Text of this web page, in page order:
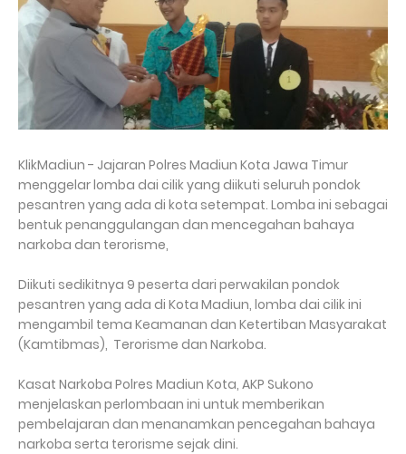
KlikMadiun - Jajaran Polres Madiun Kota Jawa Timur
menggelar lomba dai cilik yang diikuti seluruh pondok
pesantren yang ada di kota setempat. Lomba ini sebagai
bentuk penanggulangan dan mencegahan bahaya
narkoba dan terorisme,
Diikuti sedikitnya 9 peserta dari perwakilan pondok
pesantren yang ada di Kota Madiun, lomba dai cilik ini
mengambil tema Keamanan dan Ketertiban Masyarakat
(Kamtibmas), Terorisme dan Narkoba.
Kasat Narkoba Polres Madiun Kota, AKP Sukono
menjelaskan perlombaan ini untuk memberikan
pembelajaran dan menanamkan pencegahan bahaya
narkoba serta terorisme sejak dini.